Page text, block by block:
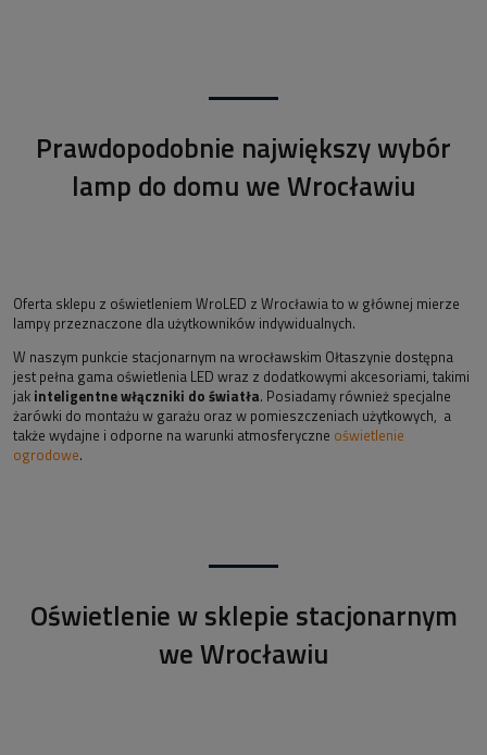
Prawdopodobnie największy wybór
lamp do domu we Wrocławiu
Oferta sklepu z oświetleniem WroLED z Wrocławia to w głównej mierze
lampy przeznaczone dla użytkowników indywidualnych.
W naszym punkcie stacjonarnym na wrocławskim Ołtaszynie dostępna
jest pełna gama oświetlenia LED wraz z dodatkowymi akcesoriami, takimi
jak inteligentne włączniki do światła. Posiadamy również specjalne
żarówki do montażu w garażu oraz w pomieszczeniach użytkowych, a
także wydajne i odporne na warunki atmosferyczne oświetlenie
ogrodowe.
Oświetlenie w sklepie stacjonarnym
we Wrocławiu